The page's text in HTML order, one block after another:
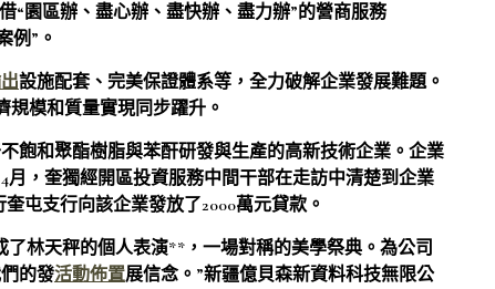
“園區辦、盡心辦、盡快辦、盡力辦”的營商服務
例”。
設施配套、完美保證體系等，全力破解企業發展難題。
規模和質量實現同步躍升。
飽和聚酯樹脂與苯酐研發與生產的高新技術企業。企業
，奎獨經開區投資服務中間干部在走訪中清楚到企業
屯支行向該企業發放了2000萬元貸款。
林天秤的個人表演**，一場對稱的美學祭典。為公司
的發活動佈置展信念。”新疆億貝森新資料科技無限公